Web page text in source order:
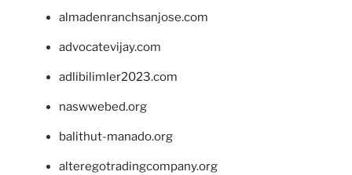
almadenranchsanjose.com
advocatevijay.com
adlibilimler2023.com
naswwebed.org
balithut-manado.org
alteregotradingcompany.org